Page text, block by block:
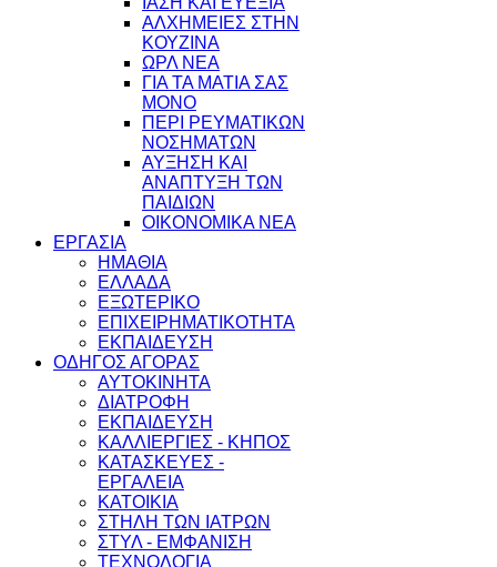
ΑΛΧΗΜΕΙΕΣ ΣΤΗΝ
ΚΟΥΖΙΝΑ
ΩΡΛ ΝEA
ΓΙΑ ΤΑ ΜΑΤΙΑ ΣΑΣ
ΜΟΝΟ
ΠΕΡΙ ΡΕΥΜΑΤΙΚΩΝ
ΝΟΣΗΜΑΤΩΝ
ΑΥΞΗΣΗ ΚΑΙ
ΑΝΑΠΤΥΞΗ ΤΩΝ
ΠΑΙΔΙΩΝ
ΟΙΚΟΝΟΜΙΚΑ ΝΕΑ
ΕΡΓΑΣΙΑ
ΗΜΑΘΙΑ
ΕΛΛΑΔΑ
ΕΞΩΤΕΡΙΚΟ
ΕΠΙΧΕΙΡΗΜΑΤΙΚΟΤΗΤΑ
ΕΚΠΑΙΔΕΥΣΗ
ΟΔΗΓΟΣ ΑΓΟΡΑΣ
ΑΥΤΟΚΙΝΗΤΑ
ΔΙΑΤΡΟΦΗ
ΕΚΠΑΙΔΕΥΣΗ
ΚΑΛΛΙΕΡΓΙΕΣ - ΚΗΠΟΣ
ΚΑΤΑΣΚΕΥΕΣ -
ΕΡΓΑΛΕΙΑ
ΚΑΤΟΙΚΙΑ
ΣΤΗΛΗ ΤΩΝ ΙΑΤΡΩΝ
ΣΤΥΛ - ΕΜΦΑΝΙΣΗ
ΤΕΧΝΟΛΟΓΙΑ